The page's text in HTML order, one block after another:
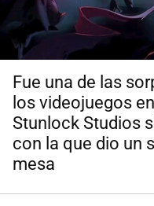
Fue una de las
los videojuegos
Stunlock Studios
con la que dio un
mesa